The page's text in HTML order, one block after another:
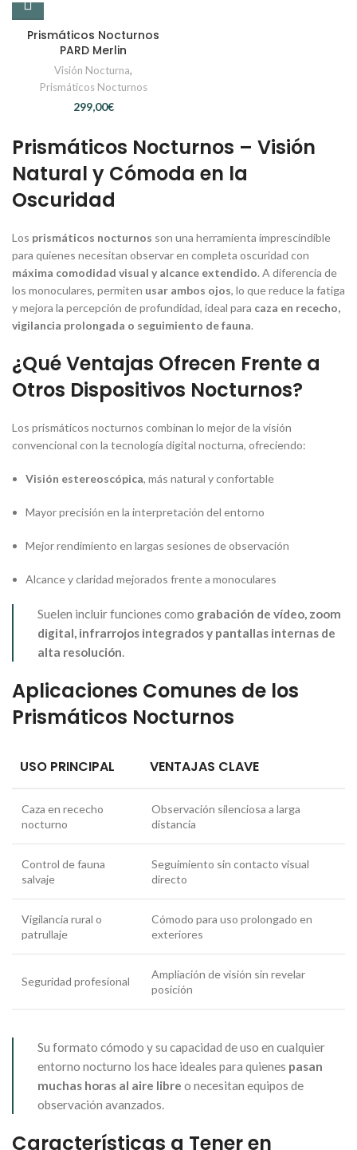
Prismáticos Nocturnos
PARD Merlin
Visión Nocturna,
Prismáticos Nocturnos
€
Prismáticos Nocturnos – Visión
Natural y Cómoda en la
Oscuridad
Los prismáticos nocturnos son una herramienta imprescindible
para quienes necesitan observar en completa oscuridad con
máxima comodidad visual y alcance extendido. A diferencia de
los monoculares, permiten usar ambos ojos, lo que reduce la fatiga
y mejora la percepción de profundidad, ideal para caza en rececho,
vigilancia prolongada o seguimiento de fauna.
¿Qué Ventajas Ofrecen Frente a
Otros Dispositivos Nocturnos?
Los prismáticos nocturnos combinan lo mejor de la visión
convencional con la tecnología digital nocturna, ofreciendo:
Visión estereoscópica, más natural y confortable
Mayor precisión en la interpretación del entorno
Mejor rendimiento en largas sesiones de observación
Alcance y claridad mejorados frente a monoculares
Suelen incluir funciones como grabación de vídeo, zoom
digital, infrarrojos integrados y pantallas internas de
alta resolución.
Aplicaciones Comunes de los
Prismáticos Nocturnos
USO PRINCIPAL VENTAJAS CLAVE
Caza en rececho
nocturno
Observación silenciosa a larga
distancia
Control de fauna
salvaje
Seguimiento sin contacto visual
directo
Vigilancia rural o
patrullaje
Cómodo para uso prolongado en
exteriores
Seguridad profesional
Ampliación de visión sin revelar
posición
Su formato cómodo y su capacidad de uso en cualquier
entorno nocturno los hace ideales para quienes pasan
muchas horas al aire libre o necesitan equipos de
observación avanzados.
Características a Tener en